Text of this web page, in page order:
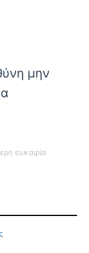
μην
ευκαιρία